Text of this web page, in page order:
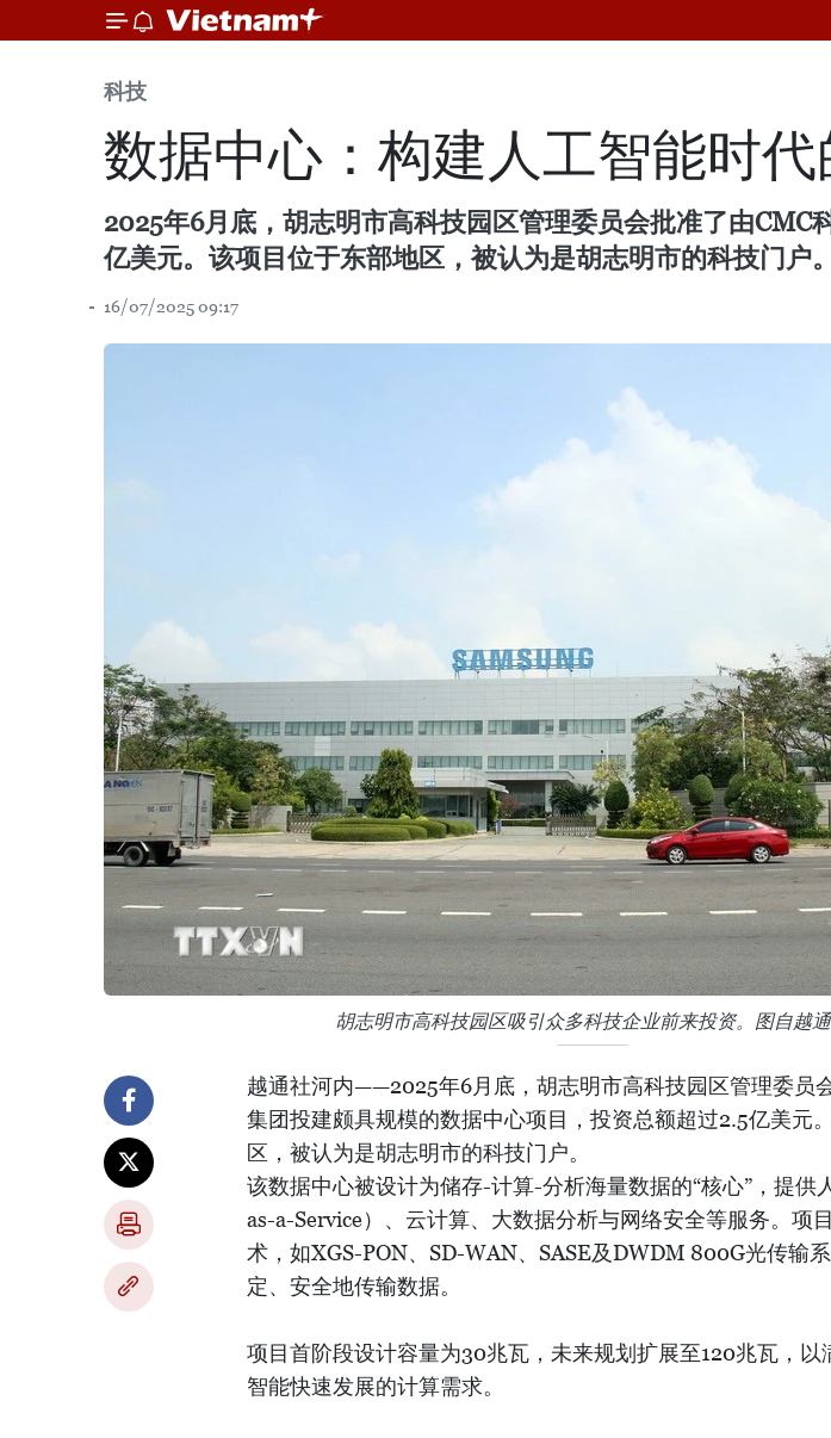
科技
数据中心：构建人工智能时
2025年6月底，胡志明市高科技园区管理委员会批准了由
亿美元。该项目位于东部地区，被认为是胡志明市的科技门户。
16/07/2025 09:17
胡志明市高科技园区吸引众多科技企业前来投资。图自越
越通社河内——2025年6月底，胡志明市高科技园区管理委员
集团投建颇具规模的数据中心项目，投资总额超过2.5亿美元
区，被认为是胡志明市的科技门户。
该数据中心被设计为储存-计算-分析海量数据的“核心”，提供
as-a-Service）、云计算、大数据分析与网络安全等服务。项
术，如XGS-PON、SD-WAN、SASE及DWDM 800G光传输
定、安全地传输数据。
项目首阶段设计容量为30兆瓦，未来规划扩展至120兆瓦，以
智能快速发展的计算需求。